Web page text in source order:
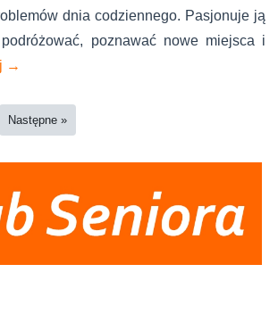
dnia codziennego. Pasjonuje ją
poznawać nowe miejsca i
→
Następne »